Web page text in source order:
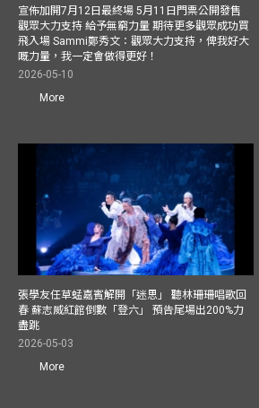
宣佈加開7月12日最終場 5月11日門票公開發售
觀眾大力支持 給予無窮力量 期待更多觀眾成功買
飛入場 Sammi鄭秀文：觀眾大力支持，俾我好大
嘅力量，我一定會做得更好！
2026-05-10
More
張學友任草蜢嘉賓解開「迷思」 聽林珊珊唱歌回
春 蘇志威紅館倒數「登六」 預告尾場出200%力
盡跳
2026-05-03
More